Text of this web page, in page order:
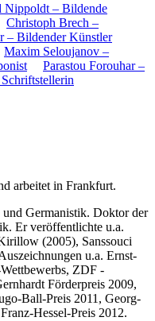
Nippoldt – Bildende
Christoph Brech –
– Bildender Künstler
Maxim Seloujanov –
Parastou Forouhar –
arbeitet in Frankfurt.
Germanistik. Doktor der
Er veröffentlichte u.a.
(2005), Sanssouci
u.a. Ernst-
ZDF -
Förderpreis 2009,
Ball-Preis 2011, Georg-
Hessel-Preis 2012.